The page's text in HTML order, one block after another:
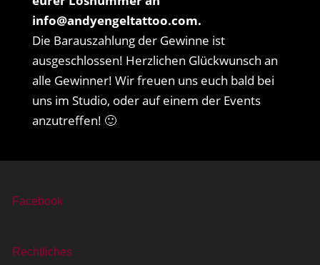
info@andyengeltattoo.com.
Die Barauszahlung der Gewinne ist
ausgeschlossen! Herzlichen Glückwunsch an
alle Gewinner! Wir freuen uns euch bald bei
uns im Studio, oder auf einem der Events
anzutreffen! 🙂
Facebook
Rechtliches